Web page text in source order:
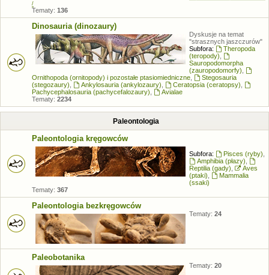
/
Tematy: 136
Dinosauria (dinozaury)
Dyskusje na temat
"strasznych jaszczurów"
Subfora:
Theropoda
(teropody)
Sauropodomorpha
(zauropodomorfy)
Ornithopoda (ornitopody) i pozostałe ptasiomiedniczne
Stegosauria
(stegozaury)
Ankylosauria (ankylozaury) Ceratopsia (ceratopsy)
Pachycephalosauria (pachycefalozaury)
Avialae
Tematy: 2234
Paleontologia
Paleontologia kręgowców
Subfora: Pisces (ryby)
Amphibia (płazy)
Reptilia (gady)
Aves
(ptaki)
Mammalia
(ssaki)
Tematy: 367
Paleontologia bezkręgowców
Tematy: 24
Paleobotanika
Tematy: 20